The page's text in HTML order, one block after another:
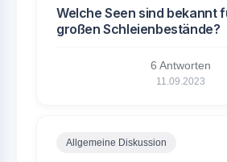
Welche Seen sind bekannt
großen Schleienbestände?
6 Antworten
11.09.2023
Allgemeine Diskussion